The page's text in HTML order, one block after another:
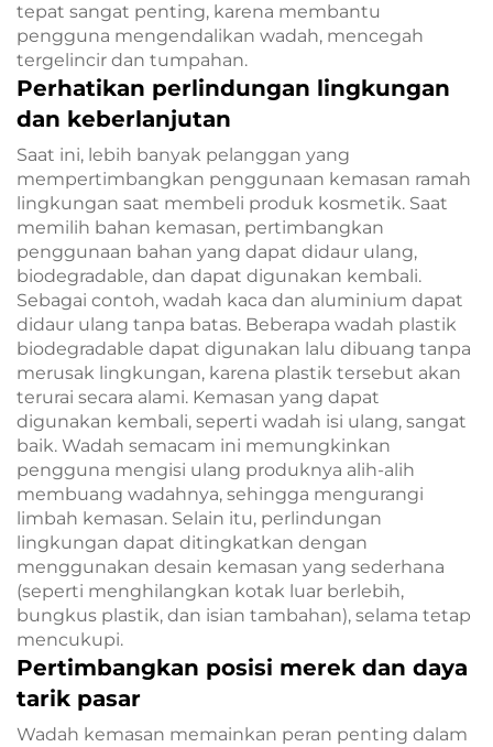
tepat sangat penting, karena membantu
pengguna mengendalikan wadah, mencegah
tergelincir dan tumpahan.
Perhatikan perlindungan lingkungan
dan keberlanjutan
Saat ini, lebih banyak pelanggan yang
mempertimbangkan penggunaan kemasan ramah
lingkungan saat membeli produk kosmetik. Saat
memilih bahan kemasan, pertimbangkan
penggunaan bahan yang dapat didaur ulang,
biodegradable, dan dapat digunakan kembali.
Sebagai contoh, wadah kaca dan aluminium dapat
didaur ulang tanpa batas. Beberapa wadah plastik
biodegradable dapat digunakan lalu dibuang tanpa
merusak lingkungan, karena plastik tersebut akan
terurai secara alami. Kemasan yang dapat
digunakan kembali, seperti wadah isi ulang, sangat
baik. Wadah semacam ini memungkinkan
pengguna mengisi ulang produknya alih-alih
membuang wadahnya, sehingga mengurangi
limbah kemasan. Selain itu, perlindungan
lingkungan dapat ditingkatkan dengan
menggunakan desain kemasan yang sederhana
(seperti menghilangkan kotak luar berlebih,
bungkus plastik, dan isian tambahan), selama tetap
mencukupi.
Pertimbangkan posisi merek dan daya
tarik pasar
Wadah kemasan memainkan peran penting dalam